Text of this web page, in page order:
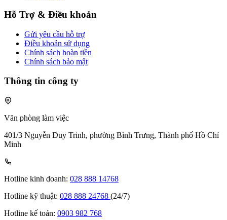
Hỗ Trợ & Điều khoản
Gửi yêu cầu hỗ trợ
Điều khoản sử dụng
Chính sách hoàn tiền
Chính sách bảo mật
Thông tin công ty
Văn phòng làm việc
401/3 Nguyễn Duy Trinh, phường Bình Trưng, Thành phố Hồ Chí
Minh
Hotline kinh doanh: 028 888 14768
Hotline kỹ thuật: 028 888 24768 (24/7)
Hotline kế toán: 0903 982 768